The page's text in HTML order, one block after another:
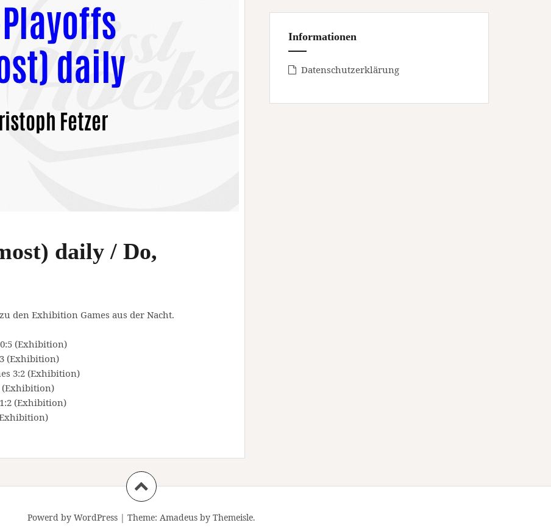
daily / Do,
den Exhibition Games aus der Nacht.
(Exhibition)
(Exhibition)
3:2 (Exhibition)
(Exhibition)
(Exhibition)
Informationen
Datenschutzerklärung
Powerd by WordPress | Theme: Amadeus by Themeisle.